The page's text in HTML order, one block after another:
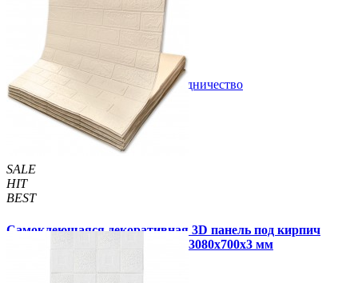
/шт
1 отзывов
Купить В закладки Сотрудничество
SALE
HIT
BEST
Самоклеющаяся декоративная 3D панель под кирпич
цвета слоновой кости в рулоне 3080x700x3 мм
450 грн